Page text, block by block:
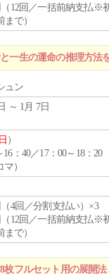
（12回／一括前納支払※
で）
一生の運命の推理方法
ュン
～ 1月 7日
日 ）
16：40／17：00～18：20
マ）
（4回／分割支払い）×3
（12回／一括前納支払※
で）
フルセット用の展開法